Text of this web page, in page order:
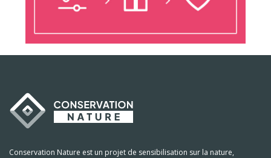
Conservation Nature est un projet de sensibilisation sur la nature,